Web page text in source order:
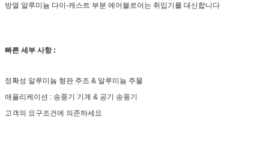
방열 알루미늄 다이-캐스트 부분 에어블로어는 취입기를 대신합니다
빠른 세부 사항 :
정확성 알루미늄 형판 주조 & 알루미늄 주물
애플리케이션 : 송풍기 기계 & 공기 송풍기
고객의 요구조건에 의존하세요